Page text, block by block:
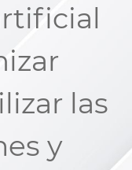
las
y